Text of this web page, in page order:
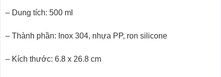
– Dung tích: 500 ml
– Thành phần: Inox 304, nhựa PP, ron silicone
– Kích thước: 6.8 x 26.8 cm